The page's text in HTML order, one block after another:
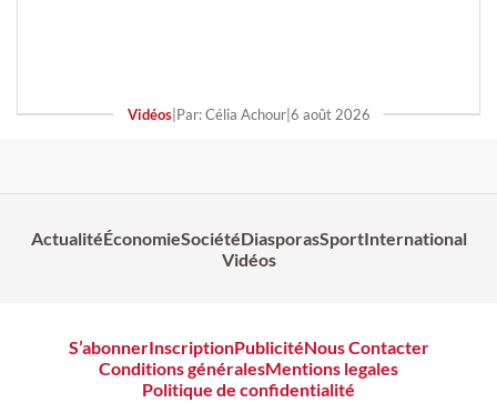
Vidéos| Par: Célia Achour| 6 août 2026
ActualitéÉconomieSociétéDiasporasSportInternational
Vidéos
S’abonnerInscriptionPublicitéNous Contacter
Conditions généralesMentions legales
Politique de confidentialité